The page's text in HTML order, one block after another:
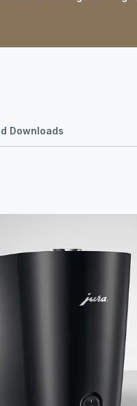
Downloads